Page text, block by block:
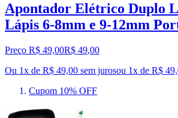
Apontador Elétrico Duplo
Lápis 6-8mm e 9-12mm
Preço R$ 49,00R$ 49,00
Ou 1x de R$ 49,00 sem jurosou 1x de R$
Cupom 10% OFF